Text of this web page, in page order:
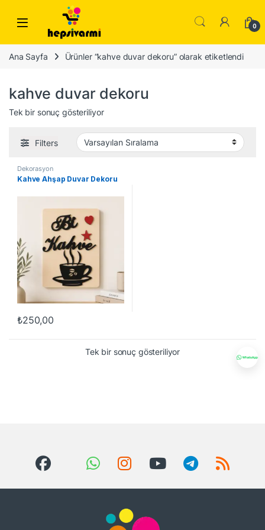
Skip to navigation
0
Ana Sayfa Ürünler “kahve duvar dekoru” olarak etiketlendi
kahve duvar dekoru
Tek bir sonuç gösteriliyor
Filters
Dekorasyon
Kahve Ahşap Duvar Dekoru
₺250,00
Tek bir sonuç gösteriliyor